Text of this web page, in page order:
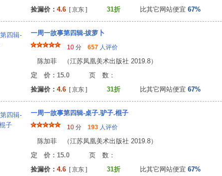
捡漏价： 4.6 [ 京东 ] 31折 比其它网站便宜 67%
一周一故事第四辑-拔萝卜
10 分 657 人评价
陈加菲 （江苏凤凰美术出版社 2019.8）
定 价：15.0 页 数：
捡漏价： 4.6 [ 京东 ] 31折 比其它网站便宜 67%
一周一故事第四辑-桌子.驴子.棍子
10 分 193 人评价
陈加菲 （江苏凤凰美术出版社 2019.8）
定 价：15.0 页 数：
捡漏价： 4.6 [ 京东 ] 31折 比其它网站便宜 67%